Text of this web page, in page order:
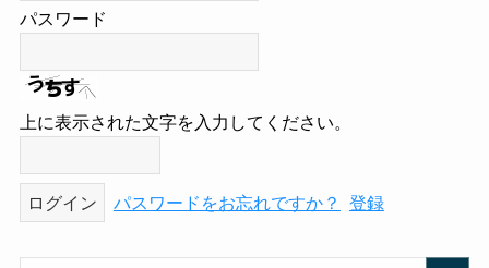
パスワード
上に表示された文字を入力してください。
パスワードをお忘れですか？ 登録